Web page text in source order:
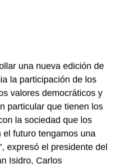
una nueva edición de
la participación de los
valores democráticos y
particular que tienen los
la sociedad que los
futuro tengamos una
expresó el presidente del
Isidro, Carlos